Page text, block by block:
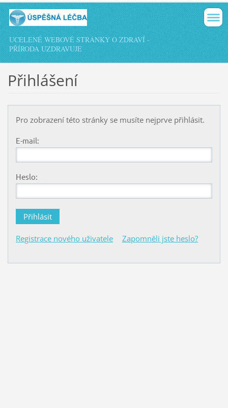
UCELENÉ WEBOVÉ STRÁNKY O ZDRAVÍ -
PŘÍRODA UZDRAVUJE
Přihlášení
Pro zobrazení této stránky se musíte nejprve přihlásit.
E-mail:
Heslo:
Registrace nového uživatele Zapomněli jste heslo?